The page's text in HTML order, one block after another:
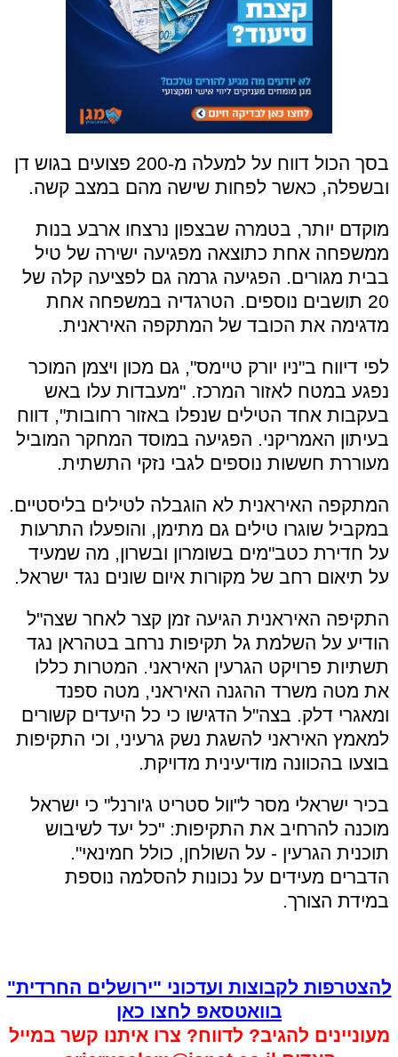
בסך הכול דווח על למעלה מ-200 פצועים בגוש דן
ובשפלה, כאשר לפחות שישה מהם במצב קשה.
מוקדם יותר, בטמרה שבצפון נרצחו ארבע בנות
ממשפחה אחת כתוצאה מפגיעה ישירה של טיל
בבית מגורים. הפגיעה גרמה גם לפציעה קלה של
20 תושבים נוספים. הטרגדיה במשפחה אחת
מדגימה את הכובד של המתקפה האיראנית.
לפי דיווח ב"ניו יורק טיימס", גם מכון ויצמן המוכר
נפגע במטח לאזור המרכז. "מעבדות עלו באש
בעקבות אחד הטילים שנפלו באזור רחובות", דווח
בעיתון האמריקני. הפגיעה במוסד המחקר המוביל
מעוררת חששות נוספים לגבי נזקי התשתית.
המתקפה האיראנית לא הוגבלה לטילים בליסטיים.
במקביל שוגרו טילים גם מתימן, והופעלו התרעות
על חדירת כטב"מים בשומרון ובשרון, מה שמעיד
על תיאום רחב של מקורות איום שונים נגד ישראל.
התקיפה האיראנית הגיעה זמן קצר לאחר שצה"ל
הודיע על השלמת גל תקיפות נרחב בטהראן נגד
תשתיות פרויקט הגרעין האיראני. המטרות כללו
את מטה משרד ההגנה האיראני, מטה ספנד
ומאגרי דלק. בצה"ל הדגישו כי כל היעדים קשורים
למאמץ האיראני להשגת נשק גרעיני, וכי התקיפות
בוצעו בהכוונה מודיעינית מדויקת.
בכיר ישראלי מסר ל"וול סטריט ג'ורנל" כי ישראל
מוכנה להרחיב את התקיפות: "כל יעד לשיבוש
תוכנית הגרעין - על השולחן, כולל חמינאי".
הדברים מעידים על נכונות להסלמה נוספת
במידת הצורך.
להצטרפות לקבוצות ועדכוני "ירושלים החרדית"
בוואטסאפ לחצו כאן
מעוניינים להגיב? לדווח? צרו איתנו קשר במייל